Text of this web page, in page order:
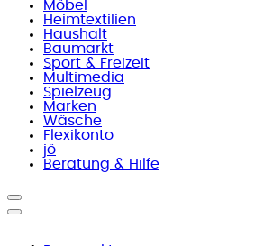
Möbel
Heimtextilien
Haushalt
Baumarkt
Sport & Freizeit
Multimedia
Spielzeug
Marken
Wäsche
Flexikonto
jö
Beratung & Hilfe